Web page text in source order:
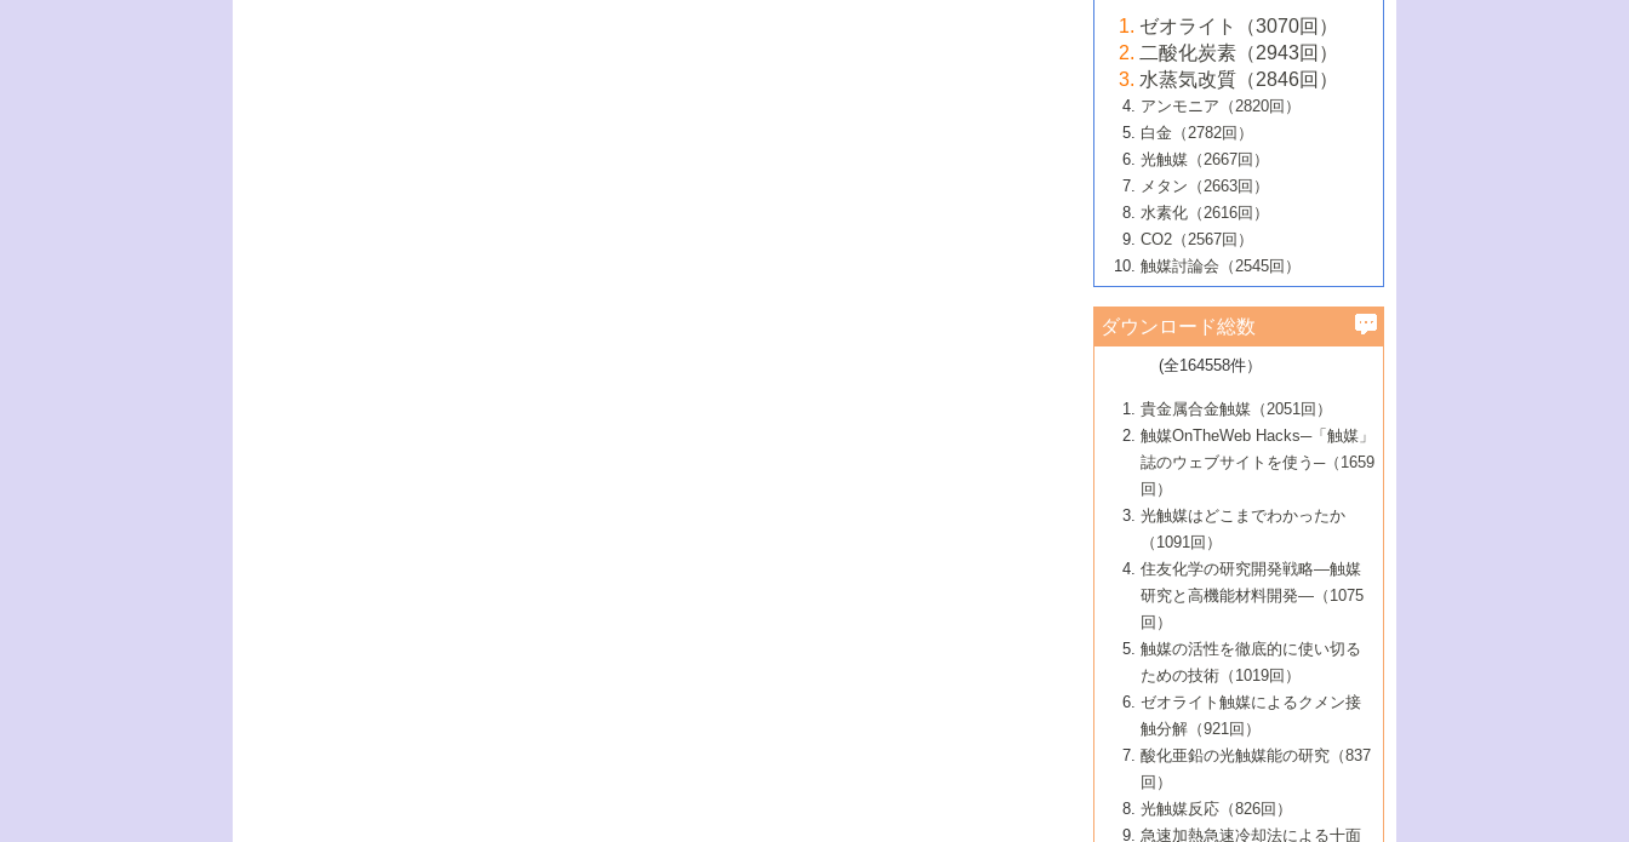
大学：オンライン・対面開催）
6号 メタン転換技術の最新動向
B号 第125回触媒討論会（2020年・工学
院大学）
5号 固体触媒による含窒素有機化合物変
換の最前線
6号 貴金属使用量低減に向けた自動車排
ガス浄化触媒の開発
B号 第123回触媒討論会（2019年・大阪
B号 第121回触媒討論会（2018年・東京
大学）
5号 水素のふるまいを解き明かす最先端
研究
6号 低級アルカンの有効利用のための触
媒技術
B号 第119回触媒討論会（2017年・首都
大学東京）
媒技術
3号 触媒研究の最先端～とびたて若き研究
者たち～（1）
4号 触媒研究の最先端～とびたて若き研究
者たち～（2）
5号 触媒研究の最先端～とびたて若き研究
者たち～（3）
6号 イオニクス材料と燃料電池・電解合成
の最新の研究動向
B号 第117回触媒討論会（2016年・大阪府
立大学）
2号 石油精製用触媒の最近の進展
3号 固体酸化物形燃料電池（SOFC）におけ
るアノード触媒上での燃料直接改質技術
4号 コアシェル構造の制御による触媒機能
5号 工業触媒およびその周辺技術の最近の
進歩
6号 ナノシート
B号 第115回触媒討論会（2015年・成蹊大
2号 光触媒反応機構に関する最新の研究動
向
開発動向
4号 人工光合成に向けた近年のアプローチ
5号 未利用熱エネルギーの有効活用に貢献
する触媒技術
6号 ポリオキソメタレート
B号 第113回触媒討論会（2014年・ロワジ
ールホテル豊橋）
1号 高耐久性燃料電池システム用触媒にお
ける新展開
2号 リビングラジカル重合の最近の動向
3号 天然ガスの化学工業的展開に関する触
媒技術
4号 貴金属触媒の精密構造制御とその活用
5号 バイオマス化成品製造のための固体触
6号 ナノ空間─吸着状態解析から新機能開拓
B号 第111回触媒討論会（2013年・関西大
▼54巻（2012年）
1号 規則性多孔体の利用技術における最近
の進歩
2号 第109回触媒討論会
3号 貴金属低減技術の最新動向
4号 貴金属代替技術の最新動向
5号 光触媒による物質変換反応の新展開
6号 グラフェン
7号 水素を利用する化成品合成の新潮流
▼53巻（2011年）
1号 金属学から見る合金触媒の新展開
2号 第107回触媒討論会
3号 触媒のその場観察法の進歩（１）
4号 触媒のその場観察法の進歩（２）
5号 不活性結合の触媒的活性化による有機
合成
6号 新しい固体酸触媒技術
7号 ゼオライト合成における最近の進歩
▼52巻（2010年）
1号 触媒の劣化対策と長寿命触媒開発
2号 第105回触媒討論会
3号 ナノ構造が拓く新機能
4号 活性サイトおよびその環境の精密な設
計による触媒の高機能化
5号 触媒を有効に使うための技術
7号 有機分子触媒による精密有機合成
8号 高機能化ポリオレフィンに向けた重合
触媒の最近の進展
1号 炭素材料－熱い注目を集める材料－
2号 第103回触媒討論会
3号 環境浄化用光触媒の現状と課題
4号 水素社会の実現に向けた水素製造・貯
蔵技術の進歩
5号 CO2が関わる触媒・材料
7号 持続可能社会実現のための触媒および
触媒関連技術
▼50巻（2008年）
1号 触媒化学と学会のこの10年，半世紀，
そして未来
2号 第101回触媒討論会
4号 錯体を利用したユニークな表面構造の
構築と機能
5号 若手会員による触媒研究の未来展望1：
企業編
6号 第102回触媒討論会
7号 触媒・化学反応における計算化学の進
8号 若手研究者による触媒研究の未来展望
2：大学・研究所編
▼49巻（2007年）
1号 含フッ素化合物の合成と触媒
2号 第99回触媒討論会
3号 実用的ファインケミカル合成プロセス
を実現する触媒
5号 こんな物質，あんな物質―新たな触媒
の可能性―
7号 『結晶の化学』を活かした触媒研究
8号 イオン液体の応用
▼48巻（2006年）
1号 固体酸触媒の最近の進歩
2号 第97回触媒討論会
3号 リビング重合触媒の最近の展開
5号 水素製造・貯蔵のための触媒技術の新
しい展開
6号 第98回触媒討論会
7号 基礎化学品製造の触媒技術
8号 多機能型リアクター
1号 最近の触媒担体とその効果
2号 第95回触媒討論会
4号 水分解用光触媒材料
5号 時間分解分光の進歩と応用
6号 第96回触媒討論会
8号 超臨界流体を用いた化学プロセスの新
▼46巻（2004年）
1号 部分酸化反応触媒の最前線
2号 第93回触媒討論会
3号 特殊エネルギー場の触媒反応
4号 生体内における金属の触媒作用
5号 ファインケミカルズの展開に寄与する
6号 第94回触媒討論会
7号 サブナノレベルでみた新しい表面現象
8号 オレフィン重合触媒の新たな展
▼45巻（2003年）
1号 なぜこの触媒が良いのか？
2号 第91回触媒討論会
3号 最近の自動車排ガス処理技術
4号 触媒研究の現状と将来─第90回触媒討論
5号 基礎化学品製造の触媒技術
6号 第92回触媒討論会
7号 基礎化学品製造の触媒技術
8号 資源の循環と触媒技術
▼44巻（2002年）
1号 高次制御された触媒の化学
2号 第89回触媒討論会
3号 触媒を利用した電気化学の新展開
4号 ナノ材料の調製と機能化
5号 こんな触媒が欲しい
6号 第90回触媒討論会
7号 触媒研究と学術雑誌/情報
8号 若い世代からみた触媒化学の現状と未
▼43巻（2001年）
1号 グリーンケミストリーと触媒
2号 第87回触媒討論会特集号
3号 生体触媒とバイオプロセス
4号 水素製造・利用の触媒化学
5号 触媒研究における新しい切り口：コン
ビナトリアルケミストリー
6号 第88回触媒討論会特集号
7号 企業における触媒研究のブレークスル
8号 この材料を触媒として使ってみません
▼42巻（2000年）
1号 触媒反応工学の明日を拓く
2号 第85回触媒討論会
3号 反応ダイナミクス
5号 触媒のおもしろさをどのように伝える
6号 第86回触媒討論会
7号 水素化精製触媒の新しい展開
8号 新しい反応性と機能性を目指した金属
クラスタ-化学
▼41巻（1999年）
1号 孔、穴、あな?-特異な空間とその利用-
2号 第83回触媒討論会
3号 均一系触媒反応最前線
4号 実用炭素材料の新展開
5号 研究の方法論を考える
7号 機能性金属材料と触媒
8号 触媒研究へのNMRの応用と展望
▼40巻（1998年）
進展と21世紀への提言/創立40周年記念・触
媒学会この10年の歩みとこれから/創立40周
2号 第81回触媒討論会
3号 計算機触媒化学へのさそい
4号 触媒劣化の制御と予測
5号 最新の実用プロセスと触媒
6号 第82回触媒討論会
1号 均一系と不均一系触媒反応-その特徴と
接点
2号 第79回触媒討論会
3号 最新NO除去触媒の実用化研究
4号 新しい反応場を目指した触媒調製
5号 反応・分離技術の新しい展開
6号 第80回触媒討論会
▼38巻（1996年）
1号 触媒の構造と触媒作用/C1化学を中心と
する21世紀への触媒
3号 オリンピックメダル:金・銀・銅はどん
な触媒作用を示すか
4号 触媒作用における機能の複合化
▼37巻（1995年）
1号 ファインケミカルズと固体触媒
2号 第75回触媒討論会
3号 希土類を利用した触媒
4号 触媒とリサイクル
5号 エネルギー変換触媒
▼36巻（1994年）
1号 電気化学と触媒
2号 第73回触媒討論会
3号 C4化学の展開
4号 《通常号》
▼35巻（1993年）
1号 工業触媒開発マニュアル―探索から工
業化まで
2号 第71回触媒討論会
▼34巻（1992年）
1号 インパクトを与えたこの研究
2号 第69回触媒討論会
▼33巻（1991年）
1号 触媒プロセス開発マニュアル―探索か
▼32巻（1990年）
ゼオライト（3070回）
二酸化炭素（2943回）
水蒸気改質（2846回）
アンモニア（2820回）
白金（2782回）
光触媒（2667回）
メタン（2663回）
水素化（2616回）
CO2（2567回）
触媒討論会（2545回）
ダウンロード総数
(全164558件）
貴金属合金触媒（2051回）
触媒OnTheWeb Hacks─「触媒」
誌のウェブサイトを使う─（1659
回）
光触媒はどこまでわかったか
（1091回）
住友化学の研究開発戦略―触媒
研究と高機能材料開発―（1075
回）
触媒の活性を徹底的に使い切る
ための技術（1019回）
ゼオライト触媒によるクメン接
触分解（921回）
酸化亜鉛の光触媒能の研究（837
回）
光触媒反応（826回）
急速加熱急速冷却法による十面